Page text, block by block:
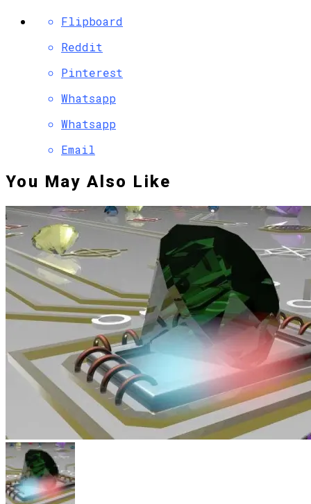
Flipboard
Reddit
Pinterest
Whatsapp
Whatsapp
Email
You May Also Like